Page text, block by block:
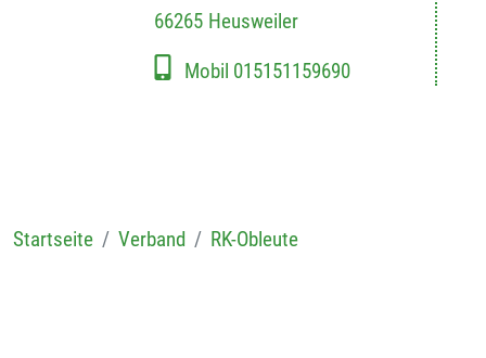
66265 Heusweiler
Mobil 015151159690
Startseite Verband RK-Obleute